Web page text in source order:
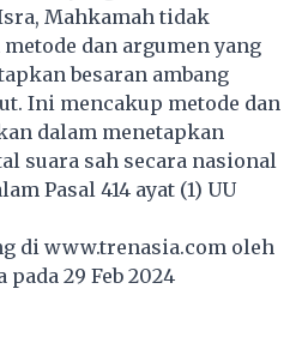
Mahkamah tidak
dan argumen yang
besaran ambang
Ini mencakup metode dan
dalam menetapkan
suara sah secara nasional
Pasal 414 ayat (1) UU
di www.trenasia.com oleh
29 Feb 2024